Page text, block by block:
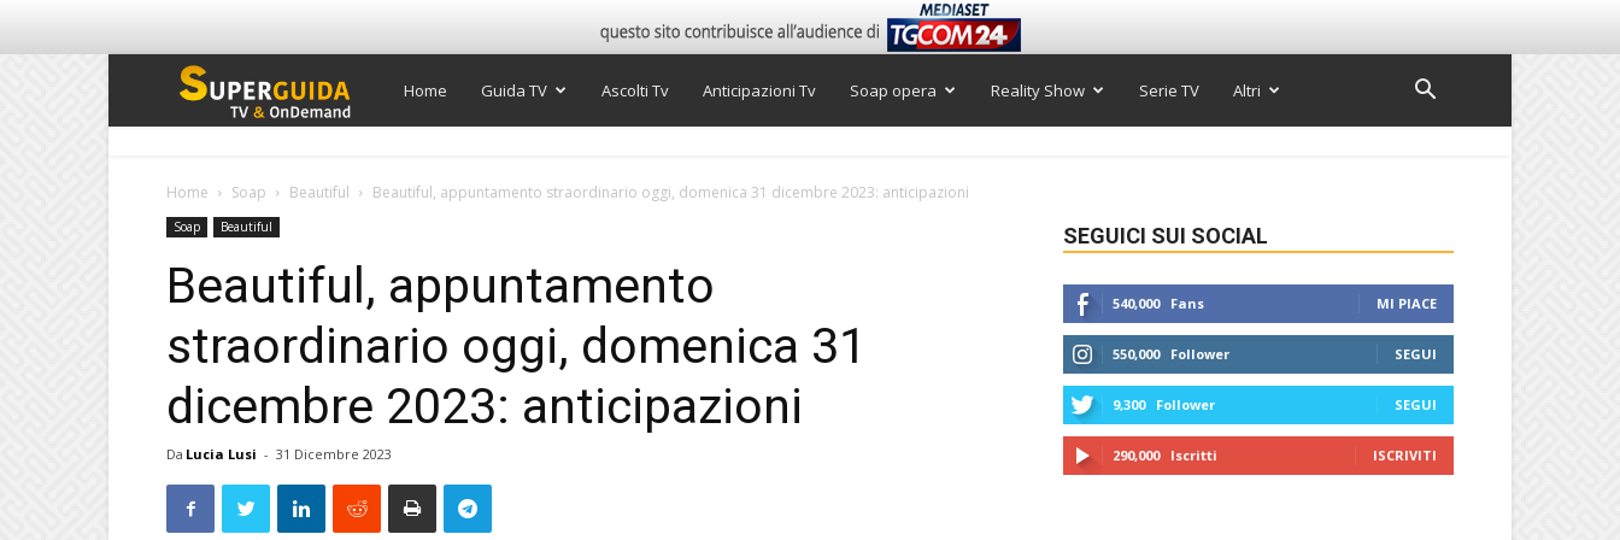
Super
Home Guida TV Ascolti Tv Anticipazioni Tv Soap opera Reality Show Serie TV Altri
Home Soap Beautiful Beautiful, appuntamento straordinario oggi, domenica 31 dicembre 2023: anticipazioni
Soap Beautiful
Beautiful, appuntamento
straordinario oggi, domenica 31
dicembre 2023: anticipazioni
Da Lucia Lusi - 31 Dicembre 2023
SEGUICI SUI SOCIAL
540,000 Fans MI PIACE
550,000 Follower SEGUI
9,300 Follower SEGUI
290,000 Iscritti ISCRIVITI